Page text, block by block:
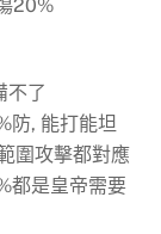
20%
不了
防, 能打能坦
圍攻擊都對應
都是皇帝需要